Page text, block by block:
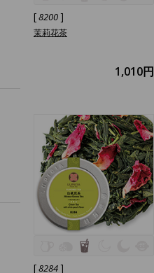
[8200]
茉莉花茶
1,010円
[8284]